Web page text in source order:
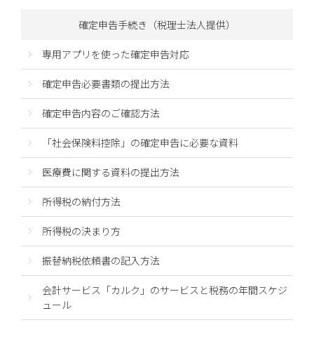
確定申告手続き（税理士法人提供）
専用アプリを使った確定申告対応
確定申告必要書類の提出方法
確定申告内容のご確認方法
「社会保険料控除」の確定申告に必要な資料
医療費に関する資料の提出方法
所得税の納付方法
所得税の決まり方
振替納税依頼書の記入方法
会計サービス「カルク」のサービスと税務の年間スケジ
ュール